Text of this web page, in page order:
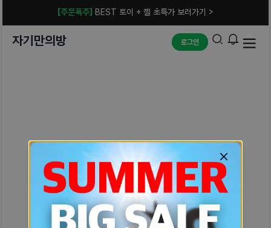
[주문폭주] BEST 토이 + 젤 초특가 보러가기 >
자기만의방 로그인
예상치 못한 에러입니다.